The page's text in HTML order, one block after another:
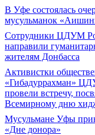
В Уфе состоялась
мусульманок
Сотрудники ЦДУМ
направили
жителям Донбасса
Активистки
«Гибадуррахман»
провели встречу,
Всемирному дню
Мусульмане Уфы
«Дне донора»